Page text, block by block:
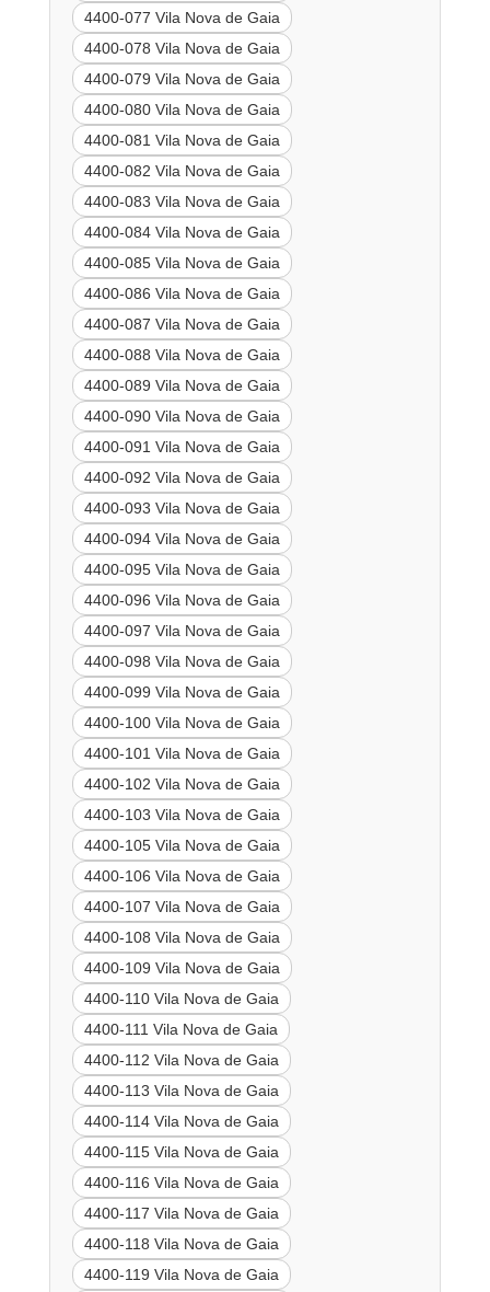
4400-077 Vila Nova de Gaia
4400-078 Vila Nova de Gaia
4400-079 Vila Nova de Gaia
4400-080 Vila Nova de Gaia
4400-081 Vila Nova de Gaia
4400-082 Vila Nova de Gaia
4400-083 Vila Nova de Gaia
4400-084 Vila Nova de Gaia
4400-085 Vila Nova de Gaia
4400-086 Vila Nova de Gaia
4400-087 Vila Nova de Gaia
4400-088 Vila Nova de Gaia
4400-089 Vila Nova de Gaia
4400-090 Vila Nova de Gaia
4400-091 Vila Nova de Gaia
4400-092 Vila Nova de Gaia
4400-093 Vila Nova de Gaia
4400-094 Vila Nova de Gaia
4400-095 Vila Nova de Gaia
4400-096 Vila Nova de Gaia
4400-097 Vila Nova de Gaia
4400-098 Vila Nova de Gaia
4400-099 Vila Nova de Gaia
4400-100 Vila Nova de Gaia
4400-101 Vila Nova de Gaia
4400-102 Vila Nova de Gaia
4400-103 Vila Nova de Gaia
4400-105 Vila Nova de Gaia
4400-106 Vila Nova de Gaia
4400-107 Vila Nova de Gaia
4400-108 Vila Nova de Gaia
4400-109 Vila Nova de Gaia
4400-110 Vila Nova de Gaia
4400-111 Vila Nova de Gaia
4400-112 Vila Nova de Gaia
4400-113 Vila Nova de Gaia
4400-114 Vila Nova de Gaia
4400-115 Vila Nova de Gaia
4400-116 Vila Nova de Gaia
4400-117 Vila Nova de Gaia
4400-118 Vila Nova de Gaia
4400-119 Vila Nova de Gaia